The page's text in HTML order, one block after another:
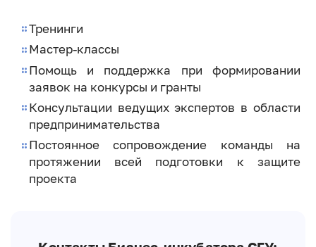
Тренинги
Мастер-классы
Помощь и поддержка при формировании
заявок на конкурсы и гранты
Консультации ведущих экспертов в области
предпринимательства
Постоянное сопровождение команды на
протяжении всей подготовки к защите
проекта